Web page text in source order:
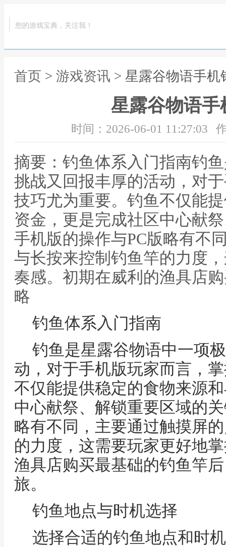
您的游戏宝典，关注我！
首页 > 游戏资讯 > 星露谷物语手机
星露谷物语手
时间：2026-06-01 11:27:03
摘要：钓鱼体系入门指南钓
挑战又回报丰厚的活动，对
技巧尤为重要。钓鱼不仅能
资金，更是完成社区中心献
手机版的操作与PC版略有不
与长按来控制钓鱼竿的力度
奏感。初期在威利的渔具店
略
钓鱼体系入门指南
钓鱼是星露谷物语中一项
动，对于手机版玩家而言，
不仅能提供稳定的食物来源
中心献祭、解锁重要区域的
略有不同，主要通过触摸屏
的力度，这需要玩家更好地
渔具店购买最基础的钓鱼竿
旅。
钓鱼地点与时机选择
选择合适的钓鱼地点和时